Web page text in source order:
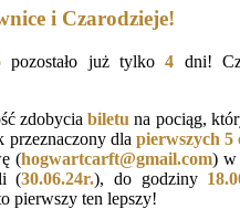
i Czarodzieje!
pozostało już tylko4 dni!
zdobyciabiletu na pociąg,
przeznaczony dla pierwszych 5
(hogwartcarft@gmail.com) w
(30.06.24r.), do godziny
pierwszy ten lepszy!